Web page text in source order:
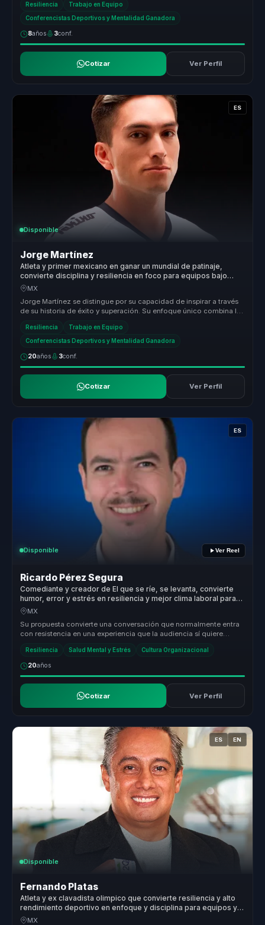
Resiliencia Trabajo en Equipo
Conferencistas Deportivos y Mentalidad Ganadora
8años 3conf.
Cotizar Ver Perfil
ES
Disponible
Jorge Martínez
Atleta y primer mexicano en ganar un mundial de patinaje,
convierte disciplina y resiliencia en foco para equipos bajo
presion.
MX
Jorge Martínez se distingue por su capacidad de inspirar a través
de su historia de éxito y superación. Su enfoque único combina la
Resiliencia Trabajo en Equipo
Conferencistas Deportivos y Mentalidad Ganadora
20años 3conf.
Cotizar Ver Perfil
ES
Disponible Ver Reel
Ricardo Pérez Segura
Comediante y creador de El que se ríe, se levanta, convierte
humor, error y estrés en resiliencia y mejor clima laboral para
equipos.
MX
Su propuesta convierte una conversación que normalmente entra
con resistencia en una experiencia que la audiencia sí quiere
Resiliencia Salud Mental y Estrés Cultura Organizacional
20años
Cotizar Ver Perfil
ES EN
Disponible
Fernando Platas
Atleta y ex clavadista olimpico que convierte resiliencia y alto
rendimiento deportivo en enfoque y disciplina para equipos y
lideres.
MX